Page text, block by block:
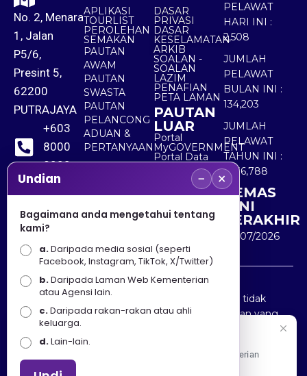
No. 2, Menara
1, Jalan
P5/6,
Presint 5,
62200
PUTRAJAYA
+603
8000
8000
+603
8891
7100
APLIKASI
TOURLIST
PEROLEHAN
SEMAKAN
PAUTAN
AWAM
PAUTAN
SWASTA
PAUTAN
PELANCONG
ADUAN &
PERTANYAAN
DASAR
PRIVASI
DASAR
KESELAMATAN
ARKIB
SOALAN -
SOALAN
LAZIM
PENAFIAN
PETA LAMAN
PAUTAN
LUAR
Portal
MyGOVERNMENT
Portal Data
Terbuka
Sektor Awam
PELAWAT
HARI INI :
2,508
JUMLAH
PELAWAT
BULAN INI :
134,203
JUMLAH
PELAWAT
TAHUN INI :
5,536,788
KEMAS
KINI
TERAKHIR
30/07/2026
Penafian : Kerajaan Malaysia dan Kementerian
Pelancongan Seni dan Budaya (MOTAC) adalah tidak
bertanggungjawab atas kehilangan atau kerugian yang
disebabkan oleh penggunaan mana-mana maklumat
yang diperolehi dari portal ini.
Undian − ×
Bagaimana anda mengetahui tentang
kami?
a.Daripada media sosial (seperti
Facebook, Instagram, TikTok, X/Twitter)
b.Daripada Laman Web Kementerian
atau Agensi lain.
c.Daripada rakan-rakan atau ahli
keluarga.
d.Lain-lain.
Apa Khabar! Selamat datang ke Portal Rasmi Kementerian
Pelancongan, Seni dan Budaya